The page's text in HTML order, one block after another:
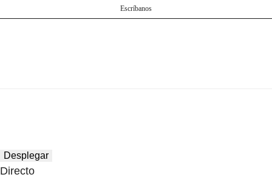
Escríbanos
Desplegar
Directo